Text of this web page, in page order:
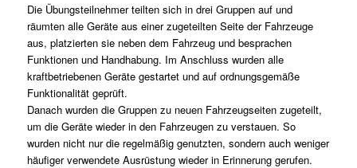
Die Übungsteilnehmer teilten sich in drei Gruppen auf und
räumten alle Geräte aus einer zugeteilten Seite der Fahrzeuge
aus, platzierten sie neben dem Fahrzeug und besprachen
Funktionen und Handhabung. Im Anschluss wurden alle
kraftbetriebenen Geräte gestartet und auf ordnungsgemäße
Funktionalität geprüft.
Danach wurden die Gruppen zu neuen Fahrzeugseiten zugeteilt,
um die Geräte wieder in den Fahrzeugen zu verstauen. So
wurden nicht nur die regelmäßig genutzten, sondern auch weniger
häufiger verwendete Ausrüstung wieder in Erinnerung gerufen.